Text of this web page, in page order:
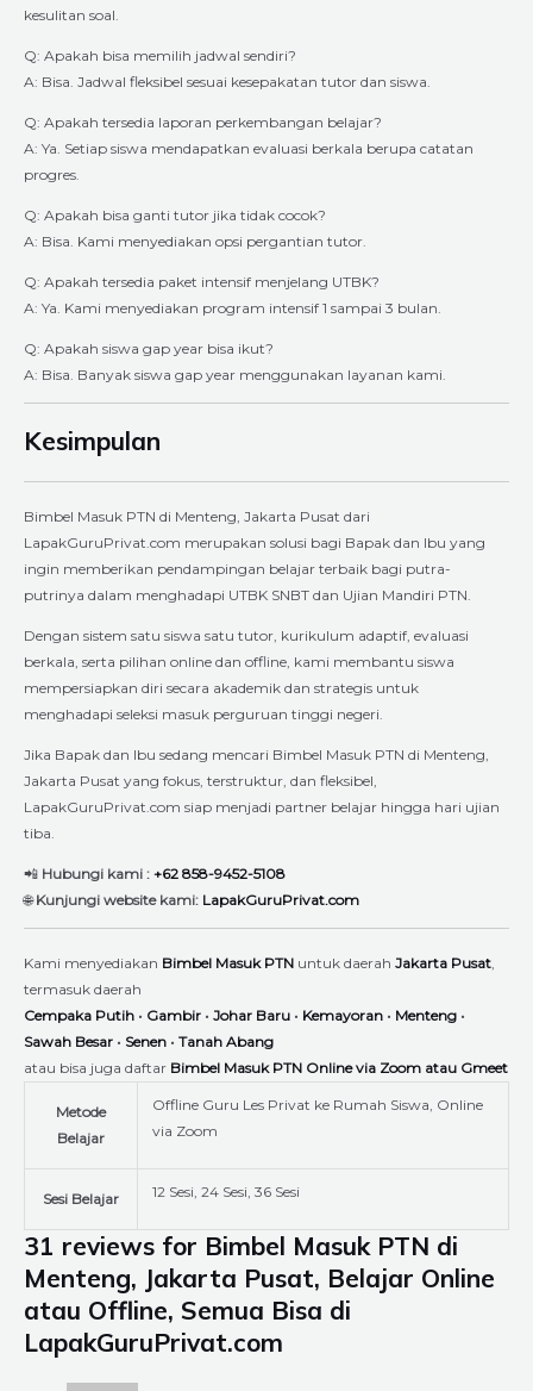
kesulitan soal.
Q: Apakah bisa memilih jadwal sendiri?
A: Bisa. Jadwal fleksibel sesuai kesepakatan tutor dan siswa.
Q: Apakah tersedia laporan perkembangan belajar?
A: Ya. Setiap siswa mendapatkan evaluasi berkala berupa catatan
progres.
Q: Apakah bisa ganti tutor jika tidak cocok?
A: Bisa. Kami menyediakan opsi pergantian tutor.
Q: Apakah tersedia paket intensif menjelang UTBK?
A: Ya. Kami menyediakan program intensif 1 sampai 3 bulan.
Q: Apakah siswa gap year bisa ikut?
A: Bisa. Banyak siswa gap year menggunakan layanan kami.
Kesimpulan
Bimbel Masuk PTN di Menteng, Jakarta Pusat dari
LapakGuruPrivat.com merupakan solusi bagi Bapak dan Ibu yang
ingin memberikan pendampingan belajar terbaik bagi putra-
putrinya dalam menghadapi UTBK SNBT dan Ujian Mandiri PTN.
Dengan sistem satu siswa satu tutor, kurikulum adaptif, evaluasi
berkala, serta pilihan online dan offline, kami membantu siswa
mempersiapkan diri secara akademik dan strategis untuk
menghadapi seleksi masuk perguruan tinggi negeri.
Jika Bapak dan Ibu sedang mencari Bimbel Masuk PTN di Menteng,
Jakarta Pusat yang fokus, terstruktur, dan fleksibel,
LapakGuruPrivat.com siap menjadi partner belajar hingga hari ujian
tiba.
📲 Hubungi kami : +62 858-9452-5108
🌐Kunjungi website kami: LapakGuruPrivat.com
Kami menyediakan Bimbel Masuk PTN untuk daerah Jakarta Pusat
termasuk daerah
Cempaka Putih • Gambir • Johar Baru • Kemayoran • Menteng •
Sawah Besar • Senen • Tanah Abang
atau bisa juga daftar Bimbel Masuk PTN Online via Zoom atau Gmeet
Metode
Belajar
Offline Guru Les Privat ke Rumah Siswa, Online
via Zoom
Sesi Belajar 12 Sesi, 24 Sesi, 36 Sesi
31 reviews for Bimbel Masuk PTN di
Menteng, Jakarta Pusat, Belajar Online
atau Offline, Semua Bisa di
LapakGuruPrivat.com